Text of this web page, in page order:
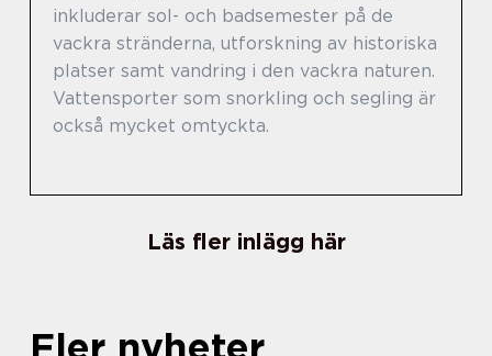
inkluderar sol- och badsemester på de
vackra stränderna, utforskning av historiska
platser samt vandring i den vackra naturen.
Vattensporter som snorkling och segling är
också mycket omtyckta.
Läs fler inlägg här
Fler nyheter